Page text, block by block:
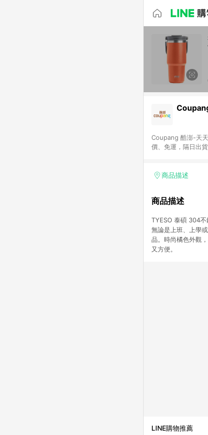
Coupang 酷澎-天
價、免運，隔日出
商品描述
商品描述
TYESO 泰碩 304
無論是上班、上學
品。時尚橘色外觀
又方便。
LINE購物推薦